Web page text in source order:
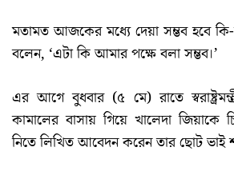
মতামত আজকের মধ্যে দেয়া সম্ভব হবে কি-
বলেন, ‘এটা কি আমার পক্ষে বলা সম্ভব।’
এর আগে বুধবার (৫ মে) রাতে
কামালের বাসায় গিয়ে খালেদা জিয়াকে
নিতে লিখিত আবেদন করেন তার ছোট ভাই